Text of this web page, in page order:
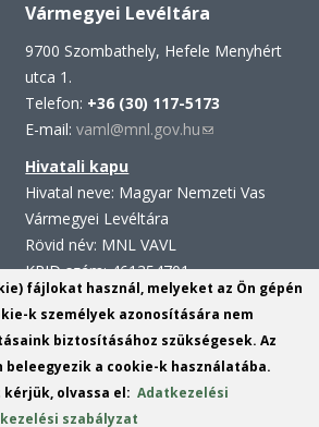
Vármegyei Levéltára
9700 Szombathely, Hefele Menyhért
utca 1.
Telefon: +36 (30) 117-5173
E-mail:vaml@mnl.gov.hu(link
Hivatali kapu
Hivatal neve: Magyar Nemzeti Vas
Vármegyei Levéltára
Rövid név: MNL VAVL
KRID szám: 461354701
Hivatali kapu - Központi
Érkeztetési Rendszer (KÉR)
Hivatal neve: Magyar Nemzeti Levéltár
Rövid név: MNL VAVL
KRID szám: 113809158
fájlokat használ, melyeket az Ön gépén
k személyek azonosítására nem
biztosításához szükségesek. Az
beleegyezik a cookie-k használatába.
kérjük, olvassa el:Adatkezelési
szabályzat